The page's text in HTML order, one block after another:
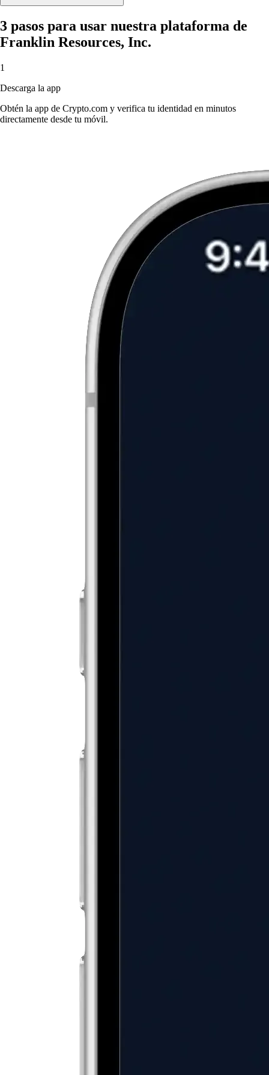
3 pasos para usar nuestra plataforma de
Franklin Resources, Inc.
1
Descarga la app
Obtén la app de Crypto.com y verifica tu identidad en minutos
directamente desde tu móvil.